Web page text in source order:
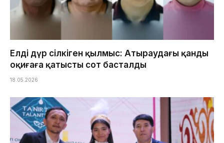
Елді дүр сілкіген қылмыс: Атыраудағы қанды
оқиғаға қатысты сот басталды
18.05.2026